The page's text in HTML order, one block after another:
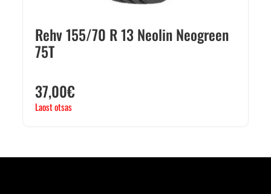
Rehv 155/70 R 13 Neolin Neogreen
75T
37,00€
Laost otsas